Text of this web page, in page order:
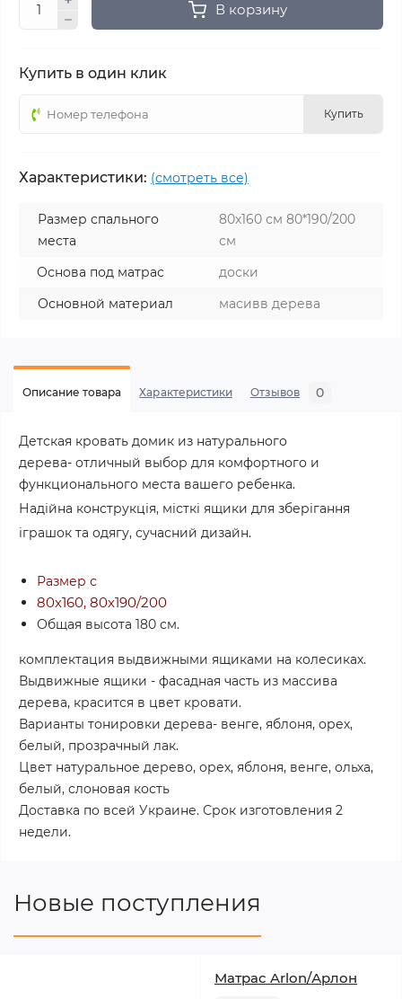
В корзину
Купить в один клик
Купить
Характеристики: (смотреть все)
Размер спального
места
80х160 см 80*190/200
см
Основа под матрас
доски
Основной материал
масивв дерева
Описание товара Характеристики Отзывов 0
Детская кровать домик из натурального
дерева- отличный выбор для комфортного и
функционального места вашего ребенка.
Надійна конструкція, місткі ящики для зберігання
іграшок та одягу, сучасний дизайн.
Размер с
80х160, 80х190/200
Общая высота 180 см.
комплектация выдвижными ящиками на колесиках.
Выдвижные ящики - фасадная часть из массива
дерева, красится в цвет кровати.
Варианты тонировки дерева- венге, яблоня, орех,
белый, прозрачный лак.
Цвет натуральное дерево, орех, яблоня, венге, ольха,
белый, слоновая кость
Доставка по всей Украине. Срок изготовления 2
недели.
Новые поступления
Матрас Arlon/Арлон